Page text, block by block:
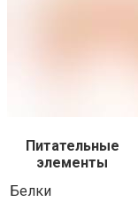
Питательные
элементы
Белки